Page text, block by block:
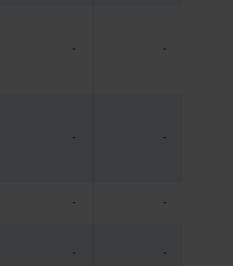
- -
- -
- -
- -